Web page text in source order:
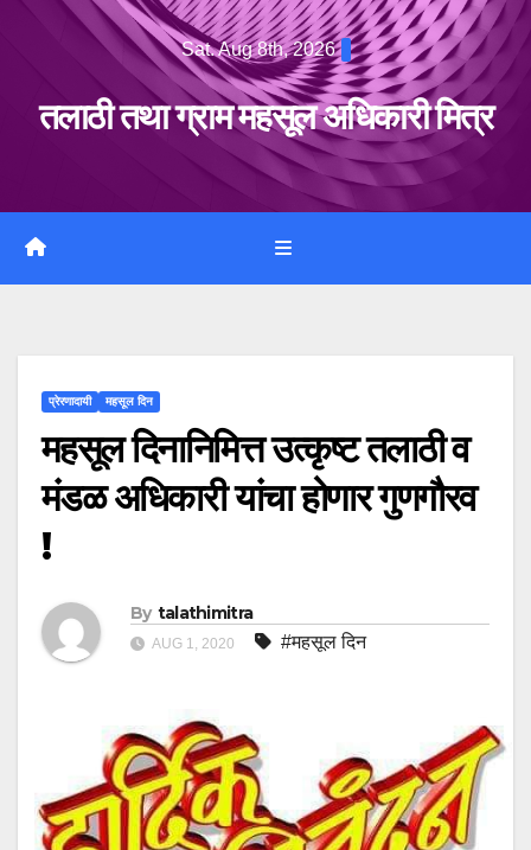
Sat. Aug 8th, 2026
तलाठी तथा ग्राम महसूल अधिकारी मित्र
प्रेरणादायी महसूल दिन
महसूल दिनानिमित्त उत्कृष्ट तलाठी व
मंडळ अधिकारी यांचा होणार गुणगौरव
!
By talathimitra
AUG 1, 2020 #महसूल दिन